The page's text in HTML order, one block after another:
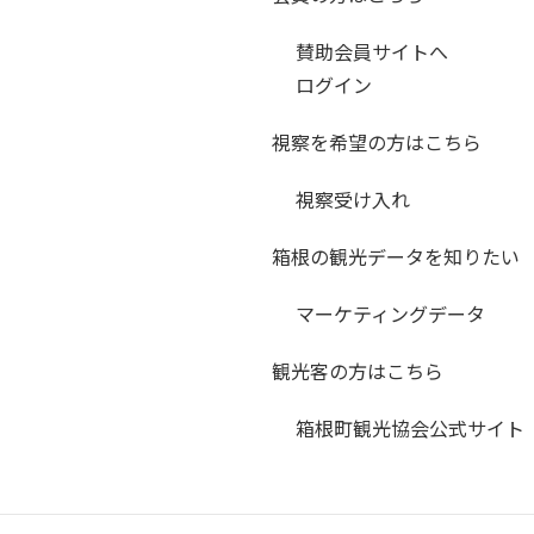
賛助会員サイトへ
ログイン
視察を希望の方はこちら
視察受け入れ
箱根の観光データを知りたい
マーケティングデータ
観光客の方はこちら
箱根町観光協会公式サイト